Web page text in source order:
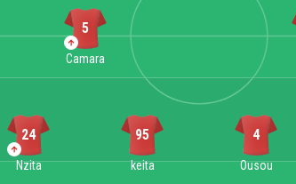
4
Ousou
95
keita
24
Nzita
5
Camara